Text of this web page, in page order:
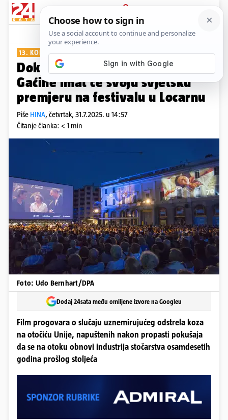
PRIJAVA
Show Komentari
13. KOLOVOZA
Dokumentarac 'Koze!' Tonćija
Gaćine imat će svoju svjetsku
premjeru na festivalu u Locarnu
Piše HINA, četvrtak, 31.7.2025. u 14:57
Čitanje članka: < 1 min
Foto: Udo Bernhart/DPA
Dodaj 24sata među omiljene izvore na Googleu
Film progovara o slučaju uznemirujućeg odstrela koza
na otočiću Unije, napuštenih nakon propasti pokušaja
da se na otoku obnovi industrija stočarstva osamdesetih
godina prošlog stoljeća